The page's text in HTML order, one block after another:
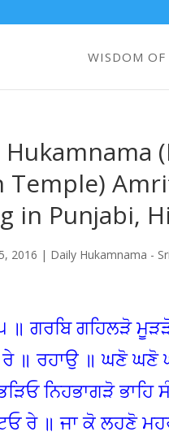
WISDOM OF
Temple)
in Punjabi,
2016 | Daily Hukamnama -
॥ ਗਰਬਿ ਗਹਿਲੜੋ
ਰੇ ॥ ਰਹਾਉ ॥ ਘਣੋ
ਨਿਹਭਾਗੜੋ
ਰੇ ॥ ਜਾ ਕੋ ਲਹਣੋ